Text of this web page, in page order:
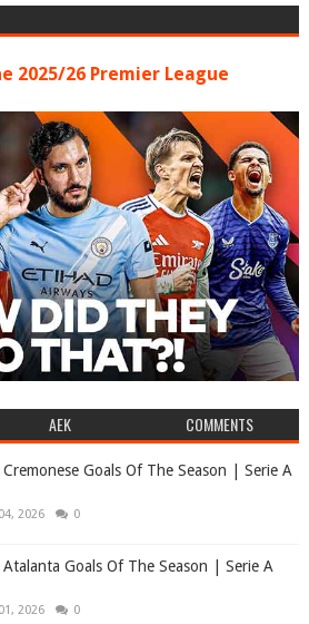
2025/26 Premier League
AEK COMMENTS
Goals Of The Season | Serie A
2026 0
Goals Of The Season | Serie A
2026 0